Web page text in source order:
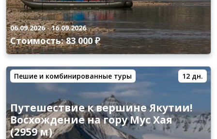
06.09.2026-16.09.2026
Стоимость: 83 000 ₽
Пешие и комбинированные туры 12 дн.
Путешествие к вершине Якутии!
Восхождение на гору Мус Хая
(2959 м)